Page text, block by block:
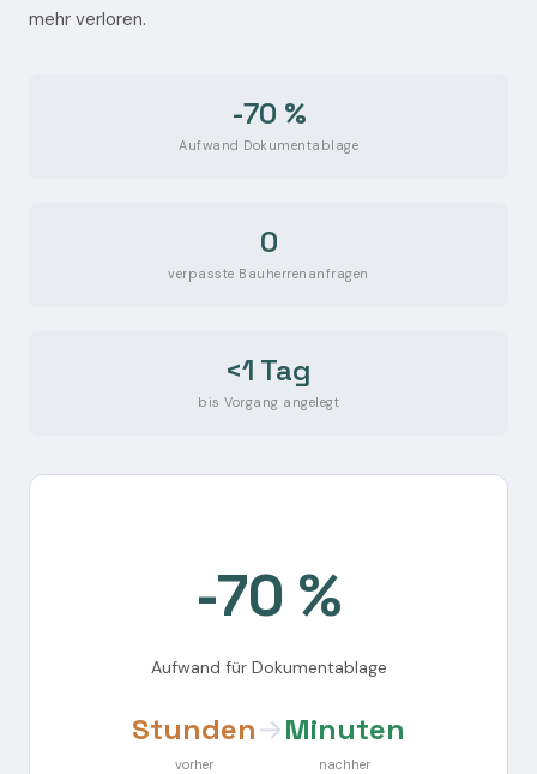
mehr verloren.
-70 %
Aufwand Dokumentablage
0
verpasste Bauherrenanfragen
<1 Tag
bis Vorgang angelegt
-70 %
Aufwand für Dokumentablage
Stunden
vorher
→Minuten
nachher